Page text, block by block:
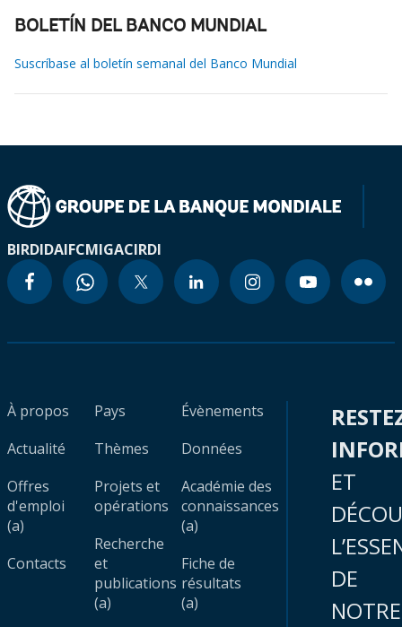
BOLETÍN DEL BANCO MUNDIAL
Suscríbase al boletín semanal del Banco Mundial
BIRDIDAIFCMIGACIRDI
À propos
Actualité
Offres
d'emploi
(a)
Contacts
Pays
Thèmes
Projets et
opérations
Recherche
et
publications
(a)
Évènements
Données
Académie des
connaissances
(a)
Fiche de
résultats
(a)
ET
DE
NOTRE